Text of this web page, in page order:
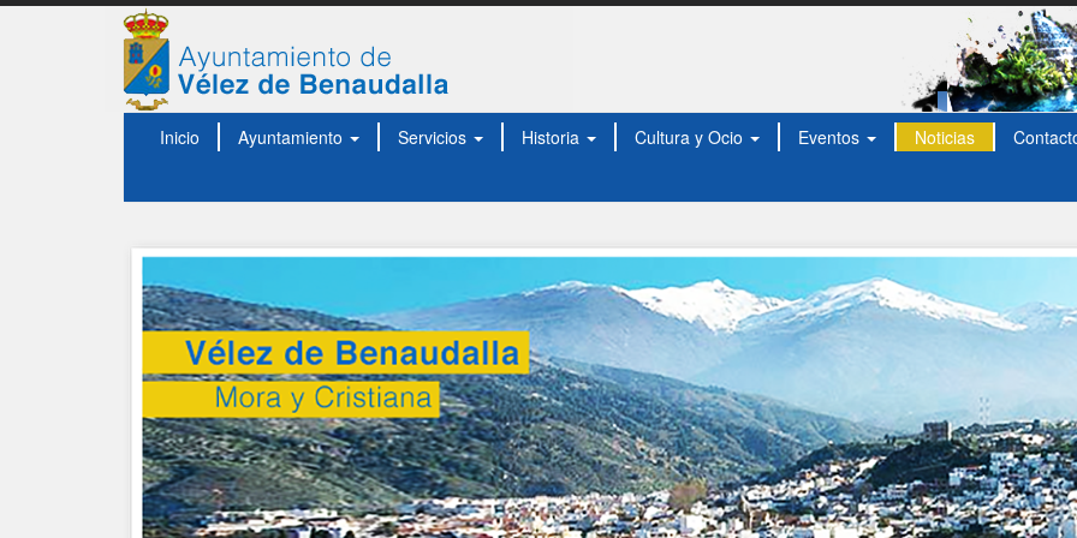
Inicio Ayuntamiento Servicios Historia Cultura y Ocio Eventos Noticias